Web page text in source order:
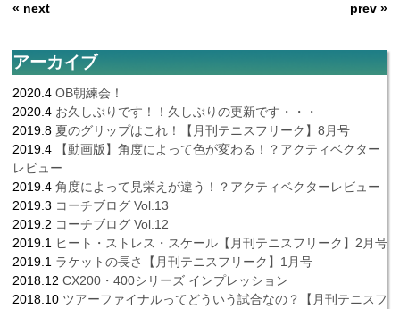
« next prev »
アーカイブ
2020.4 OB朝練会！
2020.4 お久しぶりです！！久しぶりの更新です・・・
2019.8 夏のグリップはこれ！【月刊テニスフリーク】8月号
2019.4
【動画版】角度によって色が変わる！？アクティベクター
レビュー
2019.4 角度によって見栄えが違う！？アクティベクターレビュー
2019.3 コーチブログ Vol.13
2019.2 コーチブログ Vol.12
2019.1 ヒート・ストレス・スケール【月刊テニスフリーク】2月号
2019.1 ラケットの長さ【月刊テニスフリーク】1月号
2018.12 CX200・400シリーズ インプレッション
2018.10 ツアーファイナルってどういう試合なの？【月刊テニスフ